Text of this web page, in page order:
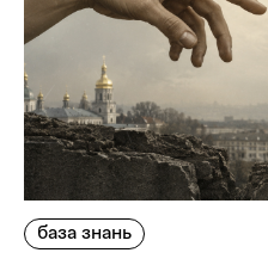
Оплата та доставка
Повернення та обмін
Публічна оферта
Про магазин
КРЕЗЮМЕ
Про сервіс
база знань